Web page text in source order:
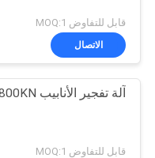
قابل للتفاوض MOQ:1
الاتصال
آلة تفجير الأنابيب 800KN
قابل للتفاوض MOQ:1